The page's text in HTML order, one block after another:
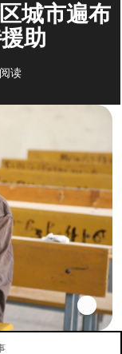
城市遍布
助
读